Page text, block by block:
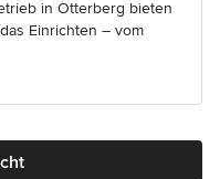
in Otterberg bieten
Einrichten – vom